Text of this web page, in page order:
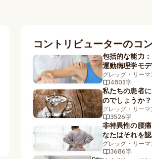
コントリビューターのコ
包括的な能力
運動病理学モ
グレッグ・リーマ
4803字
私たちの患者
のでしょうか
大きい容量のカ
しょうか？
グレッグ・リーマ
3526字
非特異性の腰
なたはそれを
のです。
グレッグ・リーマ
3686字